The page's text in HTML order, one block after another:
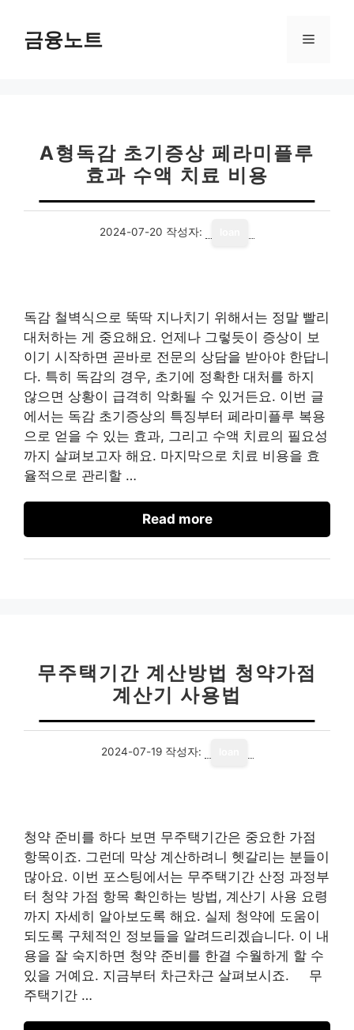
금융노트 메
A형독감 초기증상 페라미플루
효과 수액 치료 비용
2024-07-20 작성자:
독감 철벽식으로 뚝딱 지나치기 위해서는 정말 빨리
대처하는 게 중요해요. 언제나 그렇듯이 증상이 보
이기 시작하면 곧바로 전문의 상담을 받아야 한답니
다. 특히 독감의 경우, 초기에 정확한 대처를 하지
않으면 상황이 급격히 악화될 수 있거든요. 이번 글
에서는 독감 초기증상의 특징부터 페라미플루 복용
으로 얻을 수 있는 효과, 그리고 수액 치료의 필요성
까지 살펴보고자 해요. 마지막으로 치료 비용을 효
율적으로 관리할 …
Read more
무주택기간 계산방법 청약가점
계산기 사용법
2024-07-19 작성자:
청약 준비를 하다 보면 무주택기간은 중요한 가점
항목이죠. 그런데 막상 계산하려니 헷갈리는 분들이
많아요. 이번 포스팅에서는 무주택기간 산정 과정부
터 청약 가점 항목 확인하는 방법, 계산기 사용 요령
까지 자세히 알아보도록 해요. 실제 청약에 도움이
되도록 구체적인 정보들을 알려드리겠습니다. 이 내
용을 잘 숙지하면 청약 준비를 한결 수월하게 할 수
있을 거예요. 지금부터 차근차근 살펴보시죠. 무
주택기간 …